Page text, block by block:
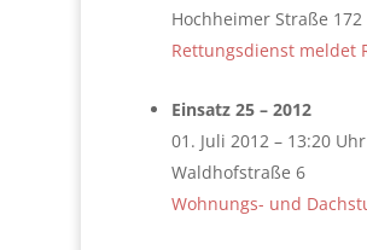
Hochheimer Straße 172
Rettungsdienst meldet
Einsatz 25 – 2012
01. Juli 2012 – 13:20 Uhr
Waldhofstraße 6
Wohnungs- und